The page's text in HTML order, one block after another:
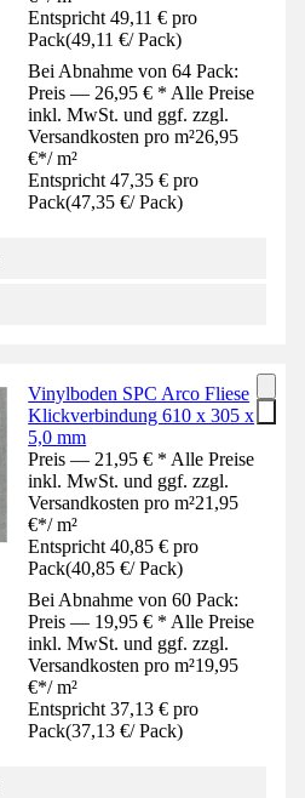
Entspricht 49,11 € pro
Pack(49,11 €/ Pack)
Bei Abnahme von 64 Pack:
Preis — 26,95 € * Alle Preise
inkl. MwSt. und ggf. zzgl.
Versandkosten pro m²26,95
€*/ m²
Entspricht 47,35 € pro
Pack(47,35 €/ Pack)
Vinylboden SPC Arco Fliese
Klickverbindung 610 x 305 x
5,0 mm
Preis — 21,95 € * Alle Preise
inkl. MwSt. und ggf. zzgl.
Versandkosten pro m²21,95
€*/ m²
Entspricht 40,85 € pro
Pack(40,85 €/ Pack)
Bei Abnahme von 60 Pack:
Preis — 19,95 € * Alle Preise
inkl. MwSt. und ggf. zzgl.
Versandkosten pro m²19,95
€*/ m²
Entspricht 37,13 € pro
Pack(37,13 €/ Pack)